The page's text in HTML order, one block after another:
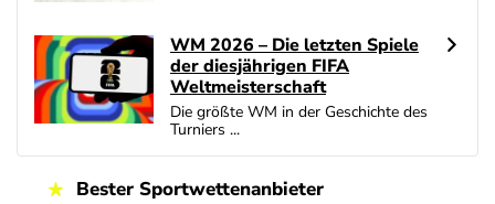
WM 2026 – Die letzten Spiele
der diesjährigen FIFA
Weltmeisterschaft
Die größte WM in der Geschichte des
Turniers ...
Bester Sportwettenanbieter